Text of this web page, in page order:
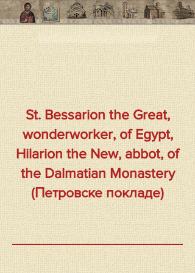
St. Bessarion the Great,
wonderworker, of Egypt,
Hilarion the New, abbot, of
the Dalmatian Monastery
(Петровске покладе)